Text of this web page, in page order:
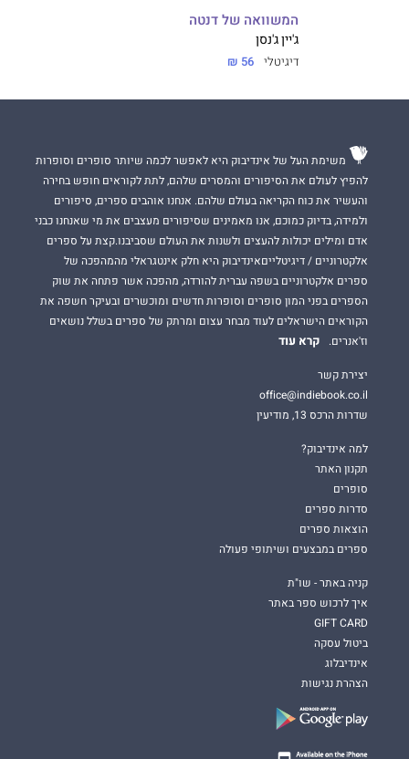
המשוואה של דנטה
ג'יין ג'נסן
דיגיטלי 56 ₪
משימת העל של אינדיבוק היא לאפשר לכמה שיותר סופרים וסופרות
להפיץ לעולם את הסיפורים והמסרים שלהם, לתת לקוראים חופש בחירה
והעשיר את כוח הקריאה בעולם שלהם. אנחנו אוהבים ספרים, סיפורים
ולמידה, בדיוק כמוכם, אנו מאמינים שסיפורים מעצבים את מי שאנחנו כבני
אדם ומילים יכולות להעצים ולשנות את העולם שסביבנו.קצת על ספרים
אלקטרוניים / דיגיטלייםאינדיבוק היא חלק אינטגראלי מהמהפכה של
ספרים אלקטרוניים בשפה עברית להורדה, מהפכה אשר פתחה את שוק
הספרים בפני המון סופרים וסופרות חדשים ומוכשרים ובעיקר חשפה את
הקוראים הישראלים לעוד מבחר עצום ומרתק של ספרים בשלל נושאים
וז'אנרים.
קרא עוד
יצירת קשר
office@indiebook.co.il
שדרות הרכס 13, מודיעין
למה אינדיבוק?
תקנון האתר
סופרים
סדרות ספרים
הוצאות ספרים
ספרים במבצעים ושיתופי פעולה
קניה באתר - שו"ת
איך לרכוש ספר באתר
GIFT CARD
ביטול עסקה
אינדיבלוג
הצהרת נגישות